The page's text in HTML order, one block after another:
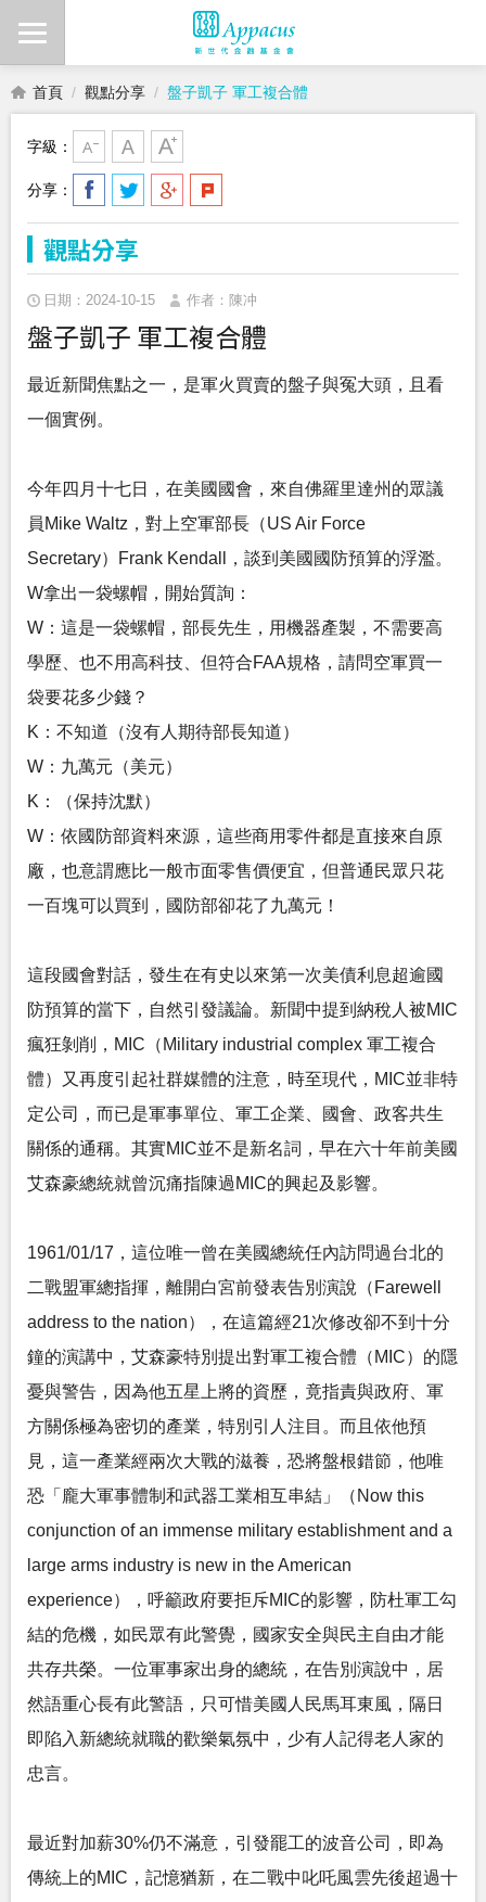
首頁 觀點分享 盤子凱子 軍工複合體
字級：
分享：
觀點分享
日期：2024-10-15 作者：陳冲
盤子凱子 軍工複合體
最近新聞焦點之一，是軍火買賣的盤子與冤大頭，且看
一個實例。
今年四月十七日，在美國國會，來自佛羅里達州的眾議
員Mike Waltz，對上空軍部長（US Air Force
Secretary）Frank Kendall，談到美國國防預算的浮濫。
W拿出一袋螺帽，開始質詢：
W：這是一袋螺帽，部長先生，用機器產製，不需要高
學歷、也不用高科技、但符合FAA規格，請問空軍買一
袋要花多少錢？
K：不知道（沒有人期待部長知道）
W：九萬元（美元）
K：（保持沈默）
W：依國防部資料來源，這些商用零件都是直接來自原
廠，也意謂應比一般市面零售價便宜，但普通民眾只花
一百塊可以買到，國防部卻花了九萬元！
這段國會對話，發生在有史以來第一次美債利息超逾國
防預算的當下，自然引發議論。新聞中提到納稅人被MIC
瘋狂剝削，MIC（Military industrial complex 軍工複合
體）又再度引起社群媒體的注意，時至現代，MIC並非特
定公司，而已是軍事單位、軍工企業、國會、政客共生
關係的通稱。其實MIC並不是新名詞，早在六十年前美國
艾森豪總統就曾沉痛指陳過MIC的興起及影響。
1961/01/17，這位唯一曾在美國總統任內訪問過台北的
二戰盟軍總指揮，離開白宮前發表告別演說（Farewell
address to the nation），在這篇經21次修改卻不到十分
鐘的演講中，艾森豪特別提出對軍工複合體（MIC）的隱
憂與警告，因為他五星上將的資歷，竟指責與政府、軍
方關係極為密切的產業，特別引人注目。而且依他預
見，這一產業經兩次大戰的滋養，恐將盤根錯節，他唯
恐「龐大軍事體制和武器工業相互串結」（Now this
conjunction of an immense military establishment and a
large arms industry is new in the American
experience），呼籲政府要拒斥MIC的影響，防杜軍工勾
結的危機，如民眾有此警覺，國家安全與民主自由才能
共存共榮。一位軍事家出身的總統，在告別演說中，居
然語重心長有此警語，只可惜美國人民馬耳東風，隔日
即陷入新總統就職的歡樂氣氛中，少有人記得老人家的
忠言。
最近對加薪30%仍不滿意，引發罷工的波音公司，即為
傳統上的MIC，記憶猶新，在二戰中叱吒風雲先後超過十